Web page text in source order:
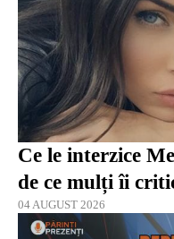
Ce le interzice
de ce mulți îi
04 AUGUST 2026